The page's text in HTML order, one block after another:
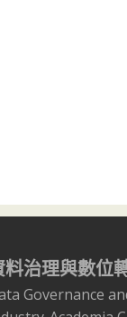
料治理與數位
Governance